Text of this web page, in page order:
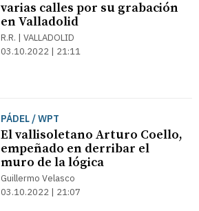
varias calles por su grabación
en Valladolid
R.R. | VALLADOLID
03.10.2022 | 21:11
PÁDEL / WPT
El vallisoletano Arturo Coello,
empeñado en derribar el
muro de la lógica
Guillermo Velasco
03.10.2022 | 21:07